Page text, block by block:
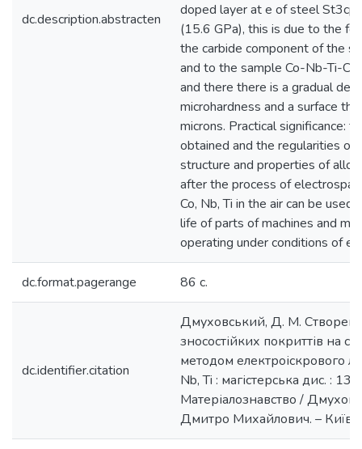
dc.description.abstracten
doped layer at e of steel St3cp
(15.6 GPa), this is due to the
the carbide component of the
and to the sample Co-Nb-Ti-Co
and there there is a gradual
microhardness and a surface
microns. Practical significance:
obtained and the regularities of
structure and properties of
after the process of
Co, Nb, Ti in the air can be
life of parts of machines and
operating under conditions of
dc.format.pagerange 86 с.
dc.identifier.citation
Дмуховський, Д. М.
зносостійких покриттів на
методом електроіскрового
Nb, Ti : магістерська дис. : 132
Матеріалознавство /
Дмитро Михайлович. – Київ,